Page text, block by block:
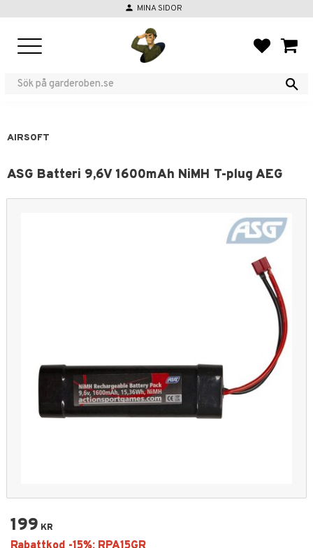
person MINA SIDOR
AIRSOFT
ASG Batteri 9,6V 1600mAh NiMH T-plug AEG
199 KR